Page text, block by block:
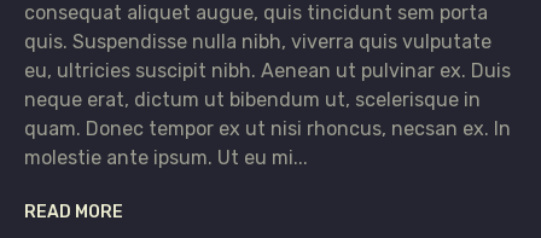
consequat aliquet augue, quis tincidunt sem porta
quis. Suspendisse nulla nibh, viverra quis vulputate
eu, ultricies suscipit nibh. Aenean ut pulvinar ex. Duis
neque erat, dictum ut bibendum ut, scelerisque in
quam. Donec tempor ex ut nisi rhoncus, necsan ex. In
molestie ante ipsum. Ut eu mi...
READ MORE